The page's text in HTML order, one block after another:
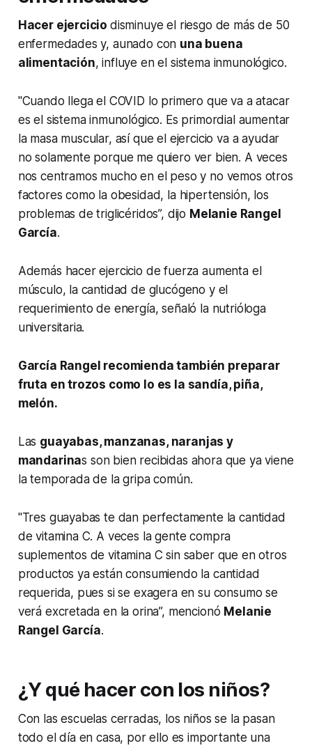
Hacer ejercicio disminuye el riesgo de más de 50
enfermedades y, aunado con una buena
alimentación, influye en el sistema inmunológico.
"Cuando llega el COVID lo primero que va a atacar
es el sistema inmunológico. Es primordial aumentar
la masa muscular, así que el ejercicio va a ayudar
no solamente porque me quiero ver bien. A veces
nos centramos mucho en el peso y no vemos otros
factores como la obesidad, la hipertensión, los
problemas de triglicéridos”, dijo Melanie Rangel
García.
Además hacer ejercicio de fuerza aumenta el
músculo, la cantidad de glucógeno y el
requerimiento de energía, señaló la nutrióloga
universitaria.
García Rangel recomienda también preparar
fruta en trozos como lo es la sandía, piña,
melón.
Las guayabas, manzanas, naranjas y
mandarinas son bien recibidas ahora que ya viene
la temporada de la gripa común.
"Tres guayabas te dan perfectamente la cantidad
de vitamina C. A veces la gente compra
suplementos de vitamina C sin saber que en otros
productos ya están consumiendo la cantidad
requerida, pues si se exagera en su consumo se
verá excretada en la orina”, mencionó Melanie
Rangel García.
¿Y qué hacer con los niños?
Con las escuelas cerradas, los niños se la pasan
todo el día en casa, por ello es importante una